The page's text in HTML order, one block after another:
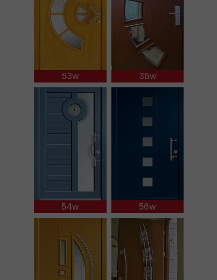
53w 36w
54w 56w